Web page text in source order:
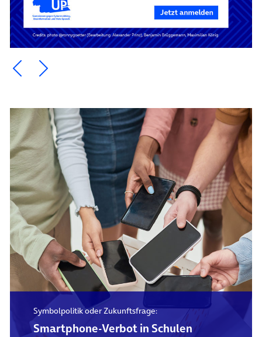
Ein Element zurück blättern
Ein Element weiter blättern
Symbolpolitik oder Zukunftsfrage:
Smartphone-Verbot in Schulen